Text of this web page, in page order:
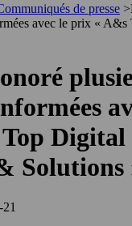
de presse >
avec le prix «
Digital
Solutions